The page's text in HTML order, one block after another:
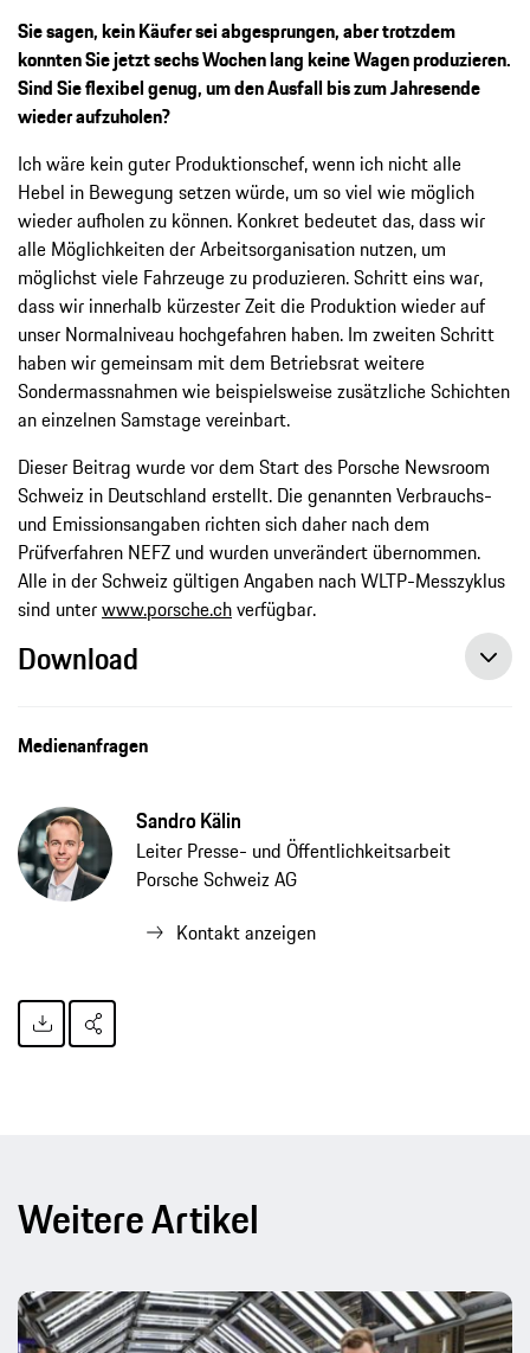
Sie sagen, kein Käufer sei abgesprungen, aber trotzdem
konnten Sie jetzt sechs Wochen lang keine Wagen produzieren.
Sind Sie flexibel genug, um den Ausfall bis zum Jahresende
wieder aufzuholen?
Ich wäre kein guter Produktionschef, wenn ich nicht alle
Hebel in Bewegung setzen würde, um so viel wie möglich
wieder aufholen zu können. Konkret bedeutet das, dass wir
alle Möglichkeiten der Arbeitsorganisation nutzen, um
möglichst viele Fahrzeuge zu produzieren. Schritt eins war,
dass wir innerhalb kürzester Zeit die Produktion wieder auf
unser Normalniveau hochgefahren haben. Im zweiten Schritt
haben wir gemeinsam mit dem Betriebsrat weitere
Sondermassnahmen wie beispielsweise zusätzliche Schichten
an einzelnen Samstage vereinbart.
Dieser Beitrag wurde vor dem Start des Porsche Newsroom
Schweiz in Deutschland erstellt. Die genannten Verbrauchs-
und Emissionsangaben richten sich daher nach dem
Prüfverfahren NEFZ und wurden unverändert übernommen.
Alle in der Schweiz gültigen Angaben nach WLTP-Messzyklus
sind unterwww.porsche.chverfügbar.
Download
Medienanfragen
Sandro Kälin
Leiter Presse- und Öffentlichkeitsarbeit
Porsche Schweiz AG
Kontakt anzeigen
Weitere Artikel